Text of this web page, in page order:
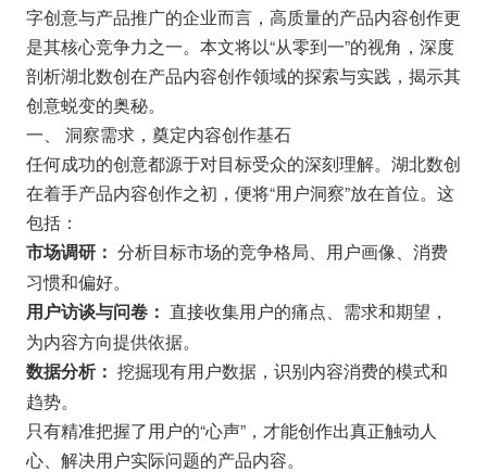
字创意与产品推广的企业而言，高质量的产品内容创作更
是其核心竞争力之一。本文将以“从零到一”的视角，深度
剖析湖北数创在产品内容创作领域的探索与实践，揭示其
创意蜕变的奥秘。
一、 洞察需求，奠定内容创作基石
任何成功的创意都源于对目标受众的深刻理解。湖北数创
在着手产品内容创作之初，便将“用户洞察”放在首位。这
包括：
市场调研： 分析目标市场的竞争格局、用户画像、消费
习惯和偏好。
用户访谈与问卷： 直接收集用户的痛点、需求和期望，
为内容方向提供依据。
数据分析： 挖掘现有用户数据，识别内容消费的模式和
趋势。
只有精准把握了用户的“心声”，才能创作出真正触动人
心、解决用户实际问题的产品内容。